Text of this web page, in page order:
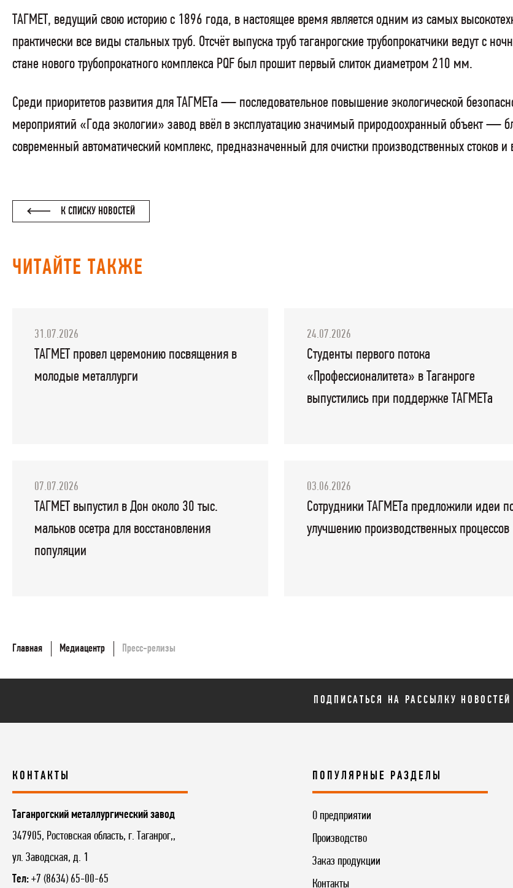
ТАГМЕТ, ведущий свою историю с 1896 года, в настоящее время является одним из самых
практически все виды стальных труб. Отсчёт выпуска труб таганрогские трубопрокатчики ведут
стане нового трубопрокатного комплекса PQF был прошит первый слиток диаметром 210 мм.
Среди приоритетов развития для ТАГМЕТа — последовательное повышение экологической
мероприятий «Года экологии» завод ввёл в эксплуатацию значимый природоохранный объект —
современный автоматический комплекс, предназначенный для очистки производственных стоков
К СПИСКУ НОВОСТЕЙ
ЧИТАЙТЕ ТАКЖЕ
31.07.2026
ТАГМЕТ провел церемонию посвящения в
молодые металлурги
24.07.2026
Студенты первого потока
«Профессионалитета» в Таганроге
выпустились при поддержке ТАГМЕТа
07.07.2026
ТАГМЕТ выпустил в Дон около 30 тыс.
мальков осетра для восстановления
популяции
03.06.2026
Сотрудники ТАГМЕТа предложили идеи
улучшению производственных процессов
Главная Медиацентр Пресс-релизы
ПОДПИСАТЬСЯ НА РАССЫЛКУ НОВОСТЕЙ
КОНТАКТЫ
Таганрогский металлургический завод
347905, Ростовская область, г. Таганрог,,
ул. Заводская, д. 1
Тел: +7 (8634) 65-00-65
ПОПУЛЯРНЫЕ РАЗДЕЛЫ
О предприятии
Производство
Заказ продукции
Контакты